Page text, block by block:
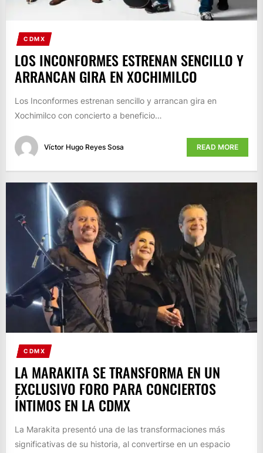
CDMX
LOS INCONFORMES ESTRENAN SENCILLO Y
ARRANCAN GIRA EN XOCHIMILCO
Los Inconformes estrenan sencillo y arrancan gira en
Xochimilco con concierto a beneficio…
Víctor Hugo Reyes Sosa READ MORE
CDMX
LA MARAKITA SE TRANSFORMA EN UN
EXCLUSIVO FORO PARA CONCIERTOS
ÍNTIMOS EN LA CDMX
La Marakita presentó una de las transformaciones más
significativas de su historia, al convertirse en un espacio